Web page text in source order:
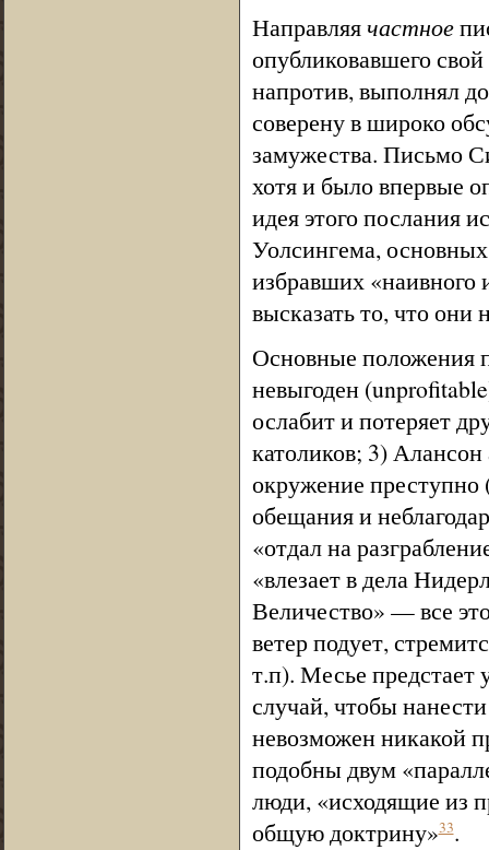
Направляячастное
опубликовавшего
напротив, выполнял
соверену в широко
замужества. Письмо
хотя и было впервые
идея этого послания
Уолсингема,
избравших «наивного
высказать то, что они
Основные положения
невыгоден
ослабит и потеряет
католиков; 3)
окружение преступно
обещания и
«отдал на
«влезает в дела
Величество» — все
ветер подует,
т.п). Месье предстает
случай, чтобы
невозможен никакой
подобны двум
люди, «исходящие из
общую доктрину»33.